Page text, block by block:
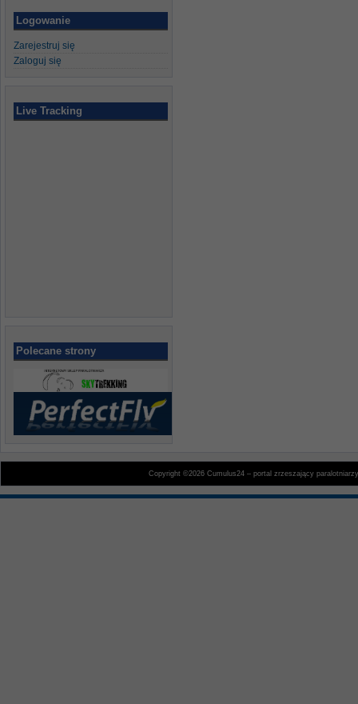
Logowanie
Zarejestruj się
Zaloguj się
Live Tracking
Polecane strony
Copyright ©2026 Cumulus24 – portal zrzeszający